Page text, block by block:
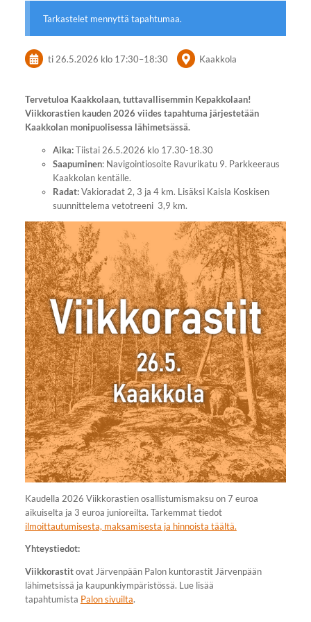
Tarkastelet mennyttä tapahtumaa.
ti 26.5.2026 klo 17:30–18:30 Kaakkola
Tervetuloa Kaakkolaan, tuttavallisemmin Kepakkolaan!
Viikkorastien kauden 2026 viides tapahtuma järjestetään
Kaakkolan monipuolisessa lähimetsässä.
Aika:Tiistai 26.5.2026 klo 17.30-18.30
Saapuminen: Navigointiosoite Ravurikatu 9. Parkkeeraus
Kaakkolan kentälle.
Radat:Vakioradat 2, 3 ja 4 km. Lisäksi Kaisla Koskisen
suunnittelema vetotreeni 3,9 km.
Kaudella 2026 Viikkorastien osallistumismaksu on 7 euroa
aikuiselta ja 3 euroa junioreilta. Tarkemmat tiedot
ilmoittautumisesta, maksamisesta ja hinnoista täältä.
Yhteystiedot:
Viikkorastitovat Järvenpään Palon kuntorastit Järvenpään
lähimetsissä ja kaupunkiympäristössä. Lue lisää
tapahtumista Palon sivuilta.